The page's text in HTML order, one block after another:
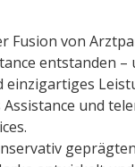
Fusion von
entstanden –
einzigartiges
und